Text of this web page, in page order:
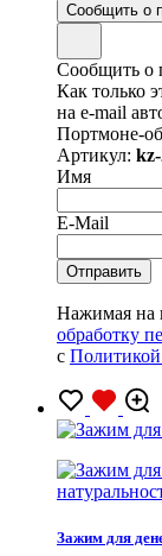
Сообщить о
Сообщить о
Как только
на e-mail
Портмоне-
Артикул:
Имя
E-Mail
Нажимая на
обработку
с
Зажим для